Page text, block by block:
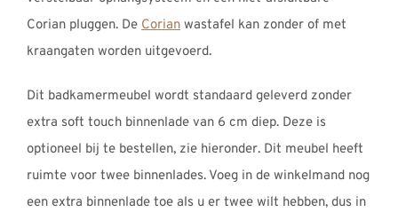
Corian pluggen. De Corian wastafel kan zonder of met
kraangaten worden uitgevoerd.
Dit badkamermeubel wordt standaard geleverd zonder
extra soft touch binnenlade van 6 cm diep. Deze is
optioneel bij te bestellen, zie hieronder. Dit meubel heeft
ruimte voor twee binnenlades. Voeg in de winkelmand nog
een extra binnenlade toe als u er twee wilt hebben, dus in